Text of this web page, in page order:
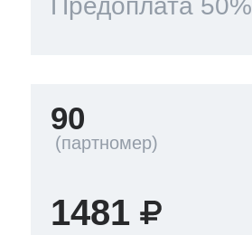
Предоплата 50%
90
1481